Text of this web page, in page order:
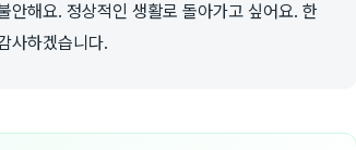
안해요. 정상적인 생활로 돌아가고 싶어요. 한
사하겠습니다.